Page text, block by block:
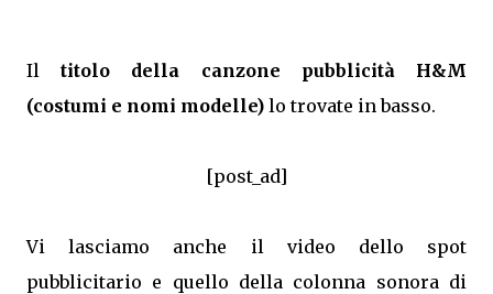
Iltitolo della canzone pubblicità H&M
(costumi e nomi modelle) lo trovate in basso.
[post_ad]
Vi lasciamo anche il video dello spot
pubblicitario e quello della colonna sonora di